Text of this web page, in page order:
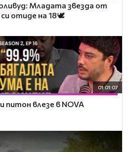
Младата звезда от
си отиде на 18🕊️
01:01:07
питон влезе в NOVA